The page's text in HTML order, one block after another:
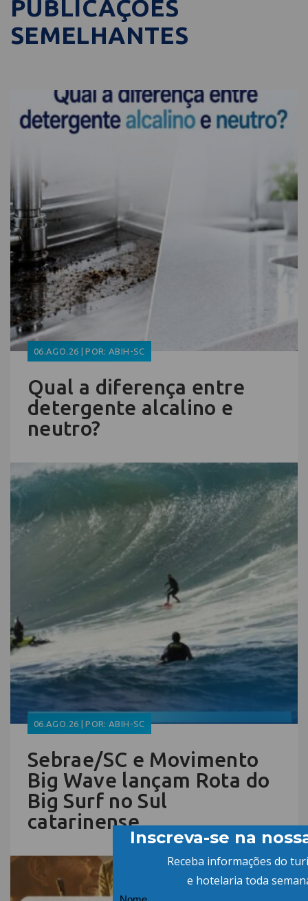
PUBLICAÇÕES
SEMELHANTES
06.AGO.26 | POR: ABIH-SC
Qual a diferença entre
detergente alcalino e
neutro?
06.AGO.26 | POR: ABIH-SC
Sebrae/SC e Movimento
Big Wave lançam Rota do
Big Surf no Sul
catarinense